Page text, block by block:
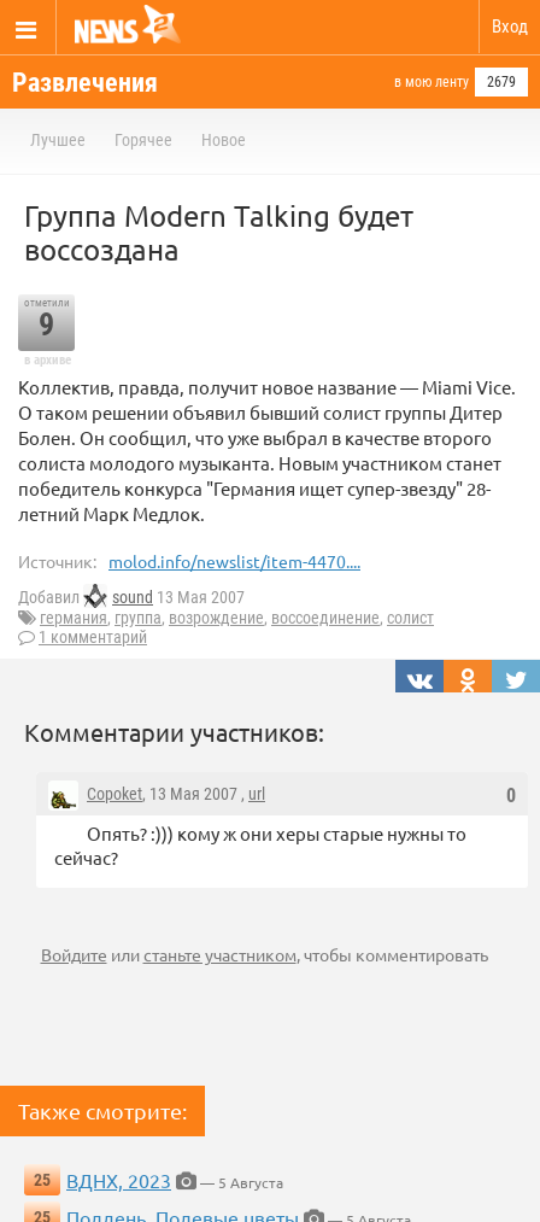
Вход
Развлечения в мою ленту 2679
Лучшее Горячее Новое
Группа Modern Talking будет
воссоздана
отметили
9
в архиве
Коллектив, правда, получит новое название — Miami Vice.
О таком решении объявил бывший солист группы Дитер
Болен. Он сообщил, что уже выбрал в качестве второго
солиста молодого музыканта. Новым участником станет
победитель конкурса "Германия ищет супер-звезду" 28-
летний Марк Медлок.
Источник: molod.info/newslist/item-4470....
Добавил sound 13 Мая 2007
германия, группа, возрождение, воссоединение, солист
1 комментарий
Комментарии участников:
0
Copoket, 13 Мая 2007 , url
Опять? :))) кому ж они херы старые нужны то
сейчас?
Войдите илистаньте участником, чтобы комментировать
Также смотрите:
25 ВДНХ, 2023
— 5 Августа
25